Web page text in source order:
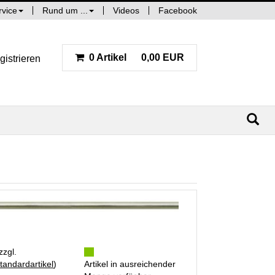
Rund um ... Videos Facebook
0 Artikel 0,00 EUR
)
Artikel in ausreichender